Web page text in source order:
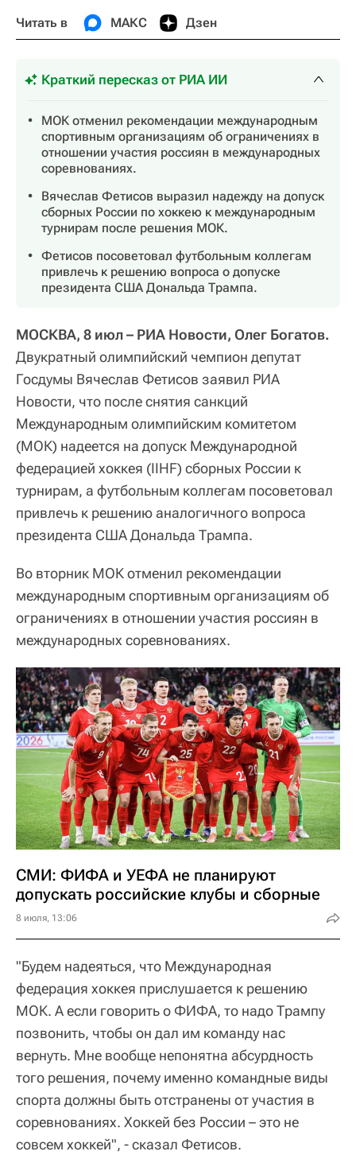
Читать в МАКС Дзен
Краткий пересказ от РИА ИИ
МОК отменил рекомендации международным
спортивным организациям об ограничениях в
отношении участия россиян в международных
соревнованиях.
Вячеслав Фетисов выразил надежду на допуск
сборных России по хоккею к международным
турнирам после решения МОК.
Фетисов посоветовал футбольным коллегам
привлечь к решению вопроса о допуске
президента США Дональда Трампа.
МОСКВА, 8 июл – РИА Новости, Олег Богатов.
Двукратный олимпийский чемпион депутат
Госдумы Вячеслав Фетисов заявил РИА
Новости, что после снятия санкций
Международным олимпийским комитетом
(МОК) надеется на допуск Международной
федерацией хоккея (IIHF) сборных России к
турнирам, а футбольным коллегам посоветовал
привлечь к решению аналогичного вопроса
президента США Дональда Трампа.
Во вторник МОК отменил рекомендации
международным спортивным организациям об
ограничениях в отношении участия россиян в
международных соревнованиях.
СМИ: ФИФА и УЕФА не планируют
допускать российские клубы и сборные
8 июля, 13:06
"Будем надеяться, что Международная
федерация хоккея прислушается к решению
МОК. А если говорить о ФИФА, то надо Трампу
позвонить, чтобы он дал им команду нас
вернуть. Мне вообще непонятна абсурдность
того решения, почему именно командные виды
спорта должны быть отстранены от участия в
соревнованиях. Хоккей без России – это не
совсем хоккей", - сказал Фетисов.